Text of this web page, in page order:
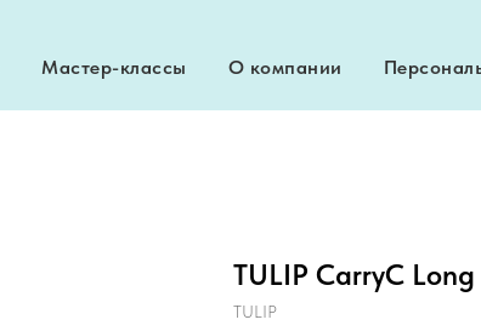
Мастер-классы О компании
TULIP CarryC Long
TULIP